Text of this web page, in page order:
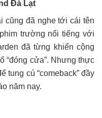
Đà Lạt
cũng đã nghe tới cái tên
trường nổi tiếng với
đã từng khiến cộng
“đóng cửa”. Nhưng thực
tung cú “comeback” đầy
năm nay.